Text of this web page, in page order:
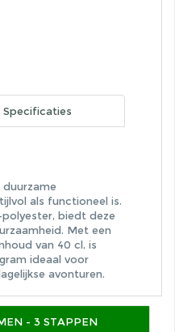
Specificaties
duurzame
als functioneel is.
biedt deze
Met een
van 40 cl, is
ideaal voor
avonturen.
- 3 STAPPEN